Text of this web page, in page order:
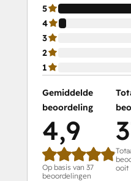
5
4
3
2
1
Gemiddelde
beoordeling
4,9
Op basis van 37
beoordelingen
ooit